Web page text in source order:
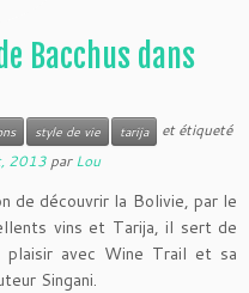
Bacchus dans
style de vie tarija et étiqueté
2013 parLou
de découvrir la Bolivie, par le
vins et Tarija, il sert de
avec Wine Trail et sa
Singani.